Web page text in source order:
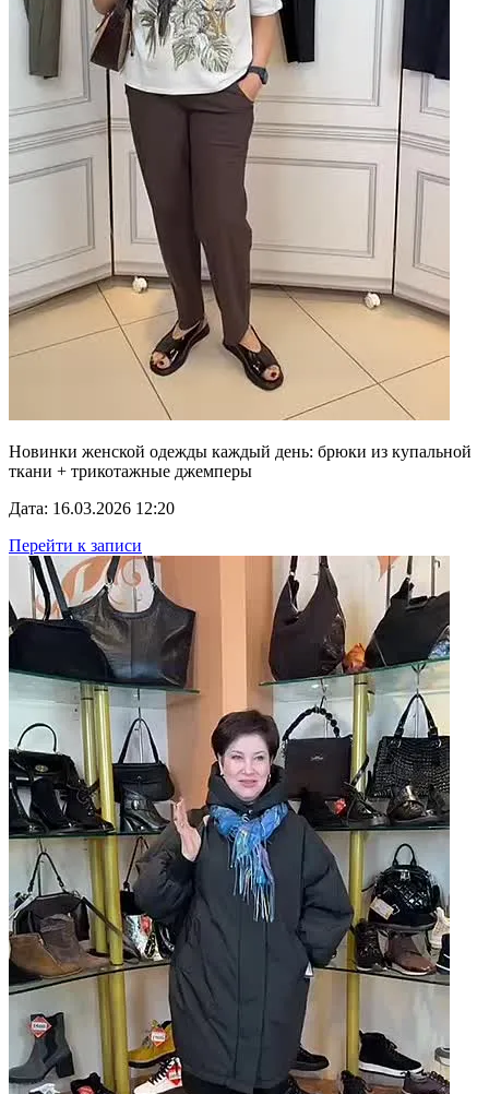
Новинки женской одежды каждый день: брюки из купальной
ткани + трикотажные джемперы
Дата: 16.03.2026 12:20
Перейти к записи